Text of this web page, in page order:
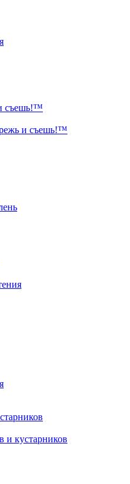
съешь!™
и съешь!™
и кустарников